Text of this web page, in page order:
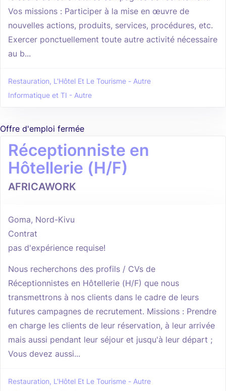
Vos missions : Participer à la mise en œuvre de
nouvelles actions, produits, services, procédures, etc.
Exercer ponctuellement toute autre activité nécessaire
au b...
Restauration, L'Hôtel Et Le Tourisme - Autre
Informatique et TI - Autre
Offre d'emploi fermée
Réceptionniste en
Hôtellerie (H/F)
AFRICAWORK
Goma, Nord-Kivu
Contrat
pas d'expérience requise!
Nous recherchons des profils / CVs de
Réceptionnistes en Hôtellerie (H/F) que nous
transmettrons à nos clients dans le cadre de leurs
futures campagnes de recrutement. Missions : Prendre
en charge les clients de leur réservation, à leur arrivée
mais aussi pendant leur séjour et jusqu'à leur départ ;
Vous devez aussi...
Restauration, L'Hôtel Et Le Tourisme - Autre